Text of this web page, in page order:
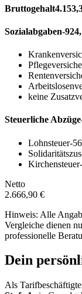
Bruttogehalt
Sozialabgaben-
keine
Steuerliche Abzüge
Lohnsteuer-
Kirchensteuer
Netto
2.666,90 €
Hinweis: Alle
Vergleiche dienen
professionelle
Dein
Als